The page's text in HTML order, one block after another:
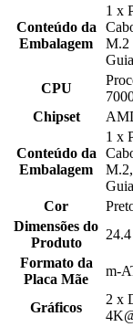
Conteúdo da
Embalagem
1 x
M.2
CPU
Chipset
Conteúdo da
Embalagem
1 x
Cor
Dimensões do
Produto
Formato da
Placa Mãe
m-
Gráficos
2 x